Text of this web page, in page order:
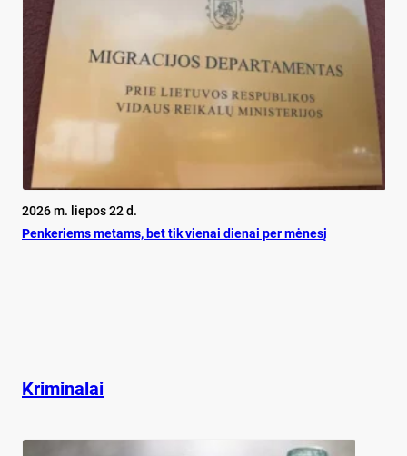
2026 m. liepos 22 d.
Pen­ke­riems me­tams, bet tik vie­nai die­nai per mė­ne­sį
Kriminalai